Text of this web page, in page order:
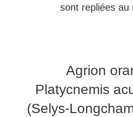
sont repliées au
Agrion
Platycnemis
(Selys-